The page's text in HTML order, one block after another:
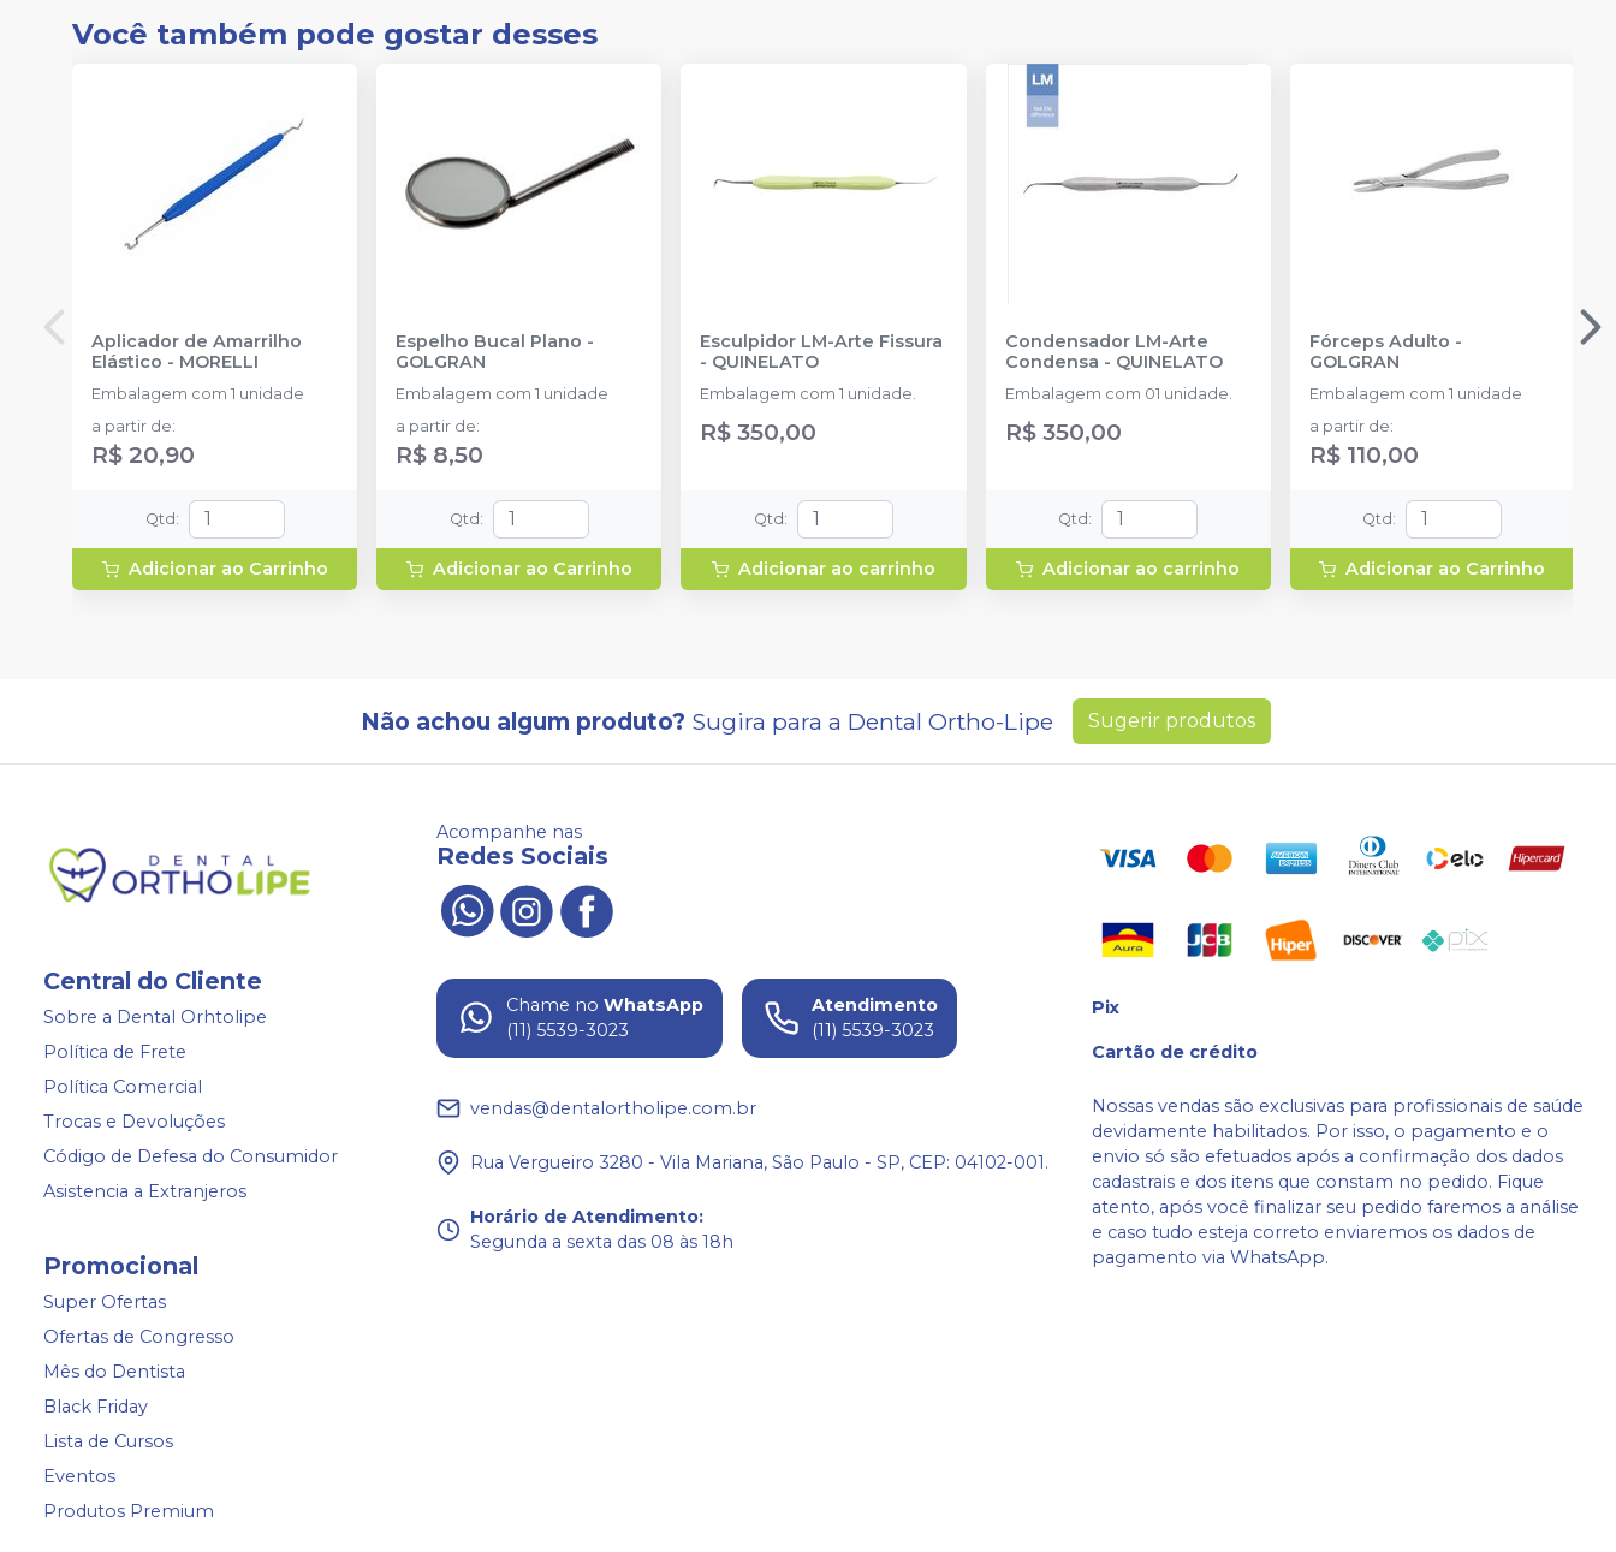
Você também pode gostar desses
Aplicador de Amarrilho
Elástico - MORELLI
Embalagem com 1 unidade
a partir de:
R$ 20,90
Qtd :
Adicionar ao Carrinho
Espelho Bucal Plano -
GOLGRAN
Embalagem com 1 unidade
a partir de:
R$ 8,50
Qtd :
Adicionar ao Carrinho
Esculpidor LM-Arte Fissura
- QUINELATO
Embalagem com 1 unidade.
R$ 350,00
Qtd :
Adicionar ao carrinho
Condensador LM-Arte
Condensa - QUINELATO
Embalagem com 01 unidade.
R$ 350,00
Qtd :
Adicionar ao carrinho
Fórceps Adulto -
GOLGRAN
Embalagem com 1 unidade
a partir de:
R$ 110,00
Qtd :
Adicionar ao Carrinho
Não achou algum produto? Sugira para a Dental Ortho-Lipe Sugerir produtos
Central do Cliente
Sobre a Dental Orhtolipe
Política de Frete
Política Comercial
Trocas e Devoluções
Código de Defesa do Consumidor
Asistencia a Extranjeros
Promocional
Super Ofertas
Ofertas de Congresso
Mês do Dentista
Black Friday
Lista de Cursos
Eventos
Produtos Premium
Acompanhe nas
Redes Sociais
Chame no WhatsApp
(11) 5539-3023
Atendimento
(11) 5539-3023
vendas@dentalortholipe.com.br
Rua Vergueiro 3280 - Vila Mariana, São Paulo - SP, CEP: 04102-001.
Horário de Atendimento:
Segunda a sexta das 08 às 18h
Pix
Cartão de crédito
Nossas vendas são exclusivas para profissionais de saúde
devidamente habilitados. Por isso, o pagamento e o
envio só são efetuados após a confirmação dos dados
cadastrais e dos itens que constam no pedido. Fique
atento, após você finalizar seu pedido faremos a análise
e caso tudo esteja correto enviaremos os dados de
pagamento via WhatsApp.